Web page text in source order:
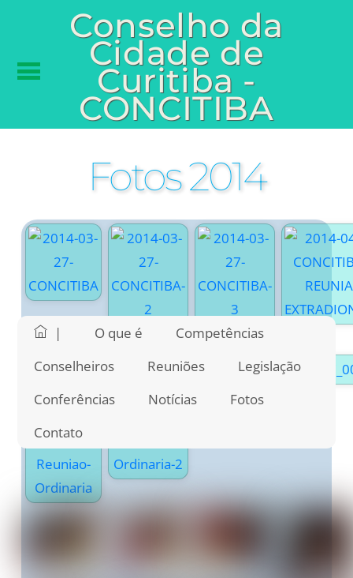
Conselho da
Cidade de
Curitiba -
CONCITIBA
Fotos 2014
| O que é
Competências
Conselheiros
Reuniões
Legislação
Conferências
Notícias
Fotos
Contato